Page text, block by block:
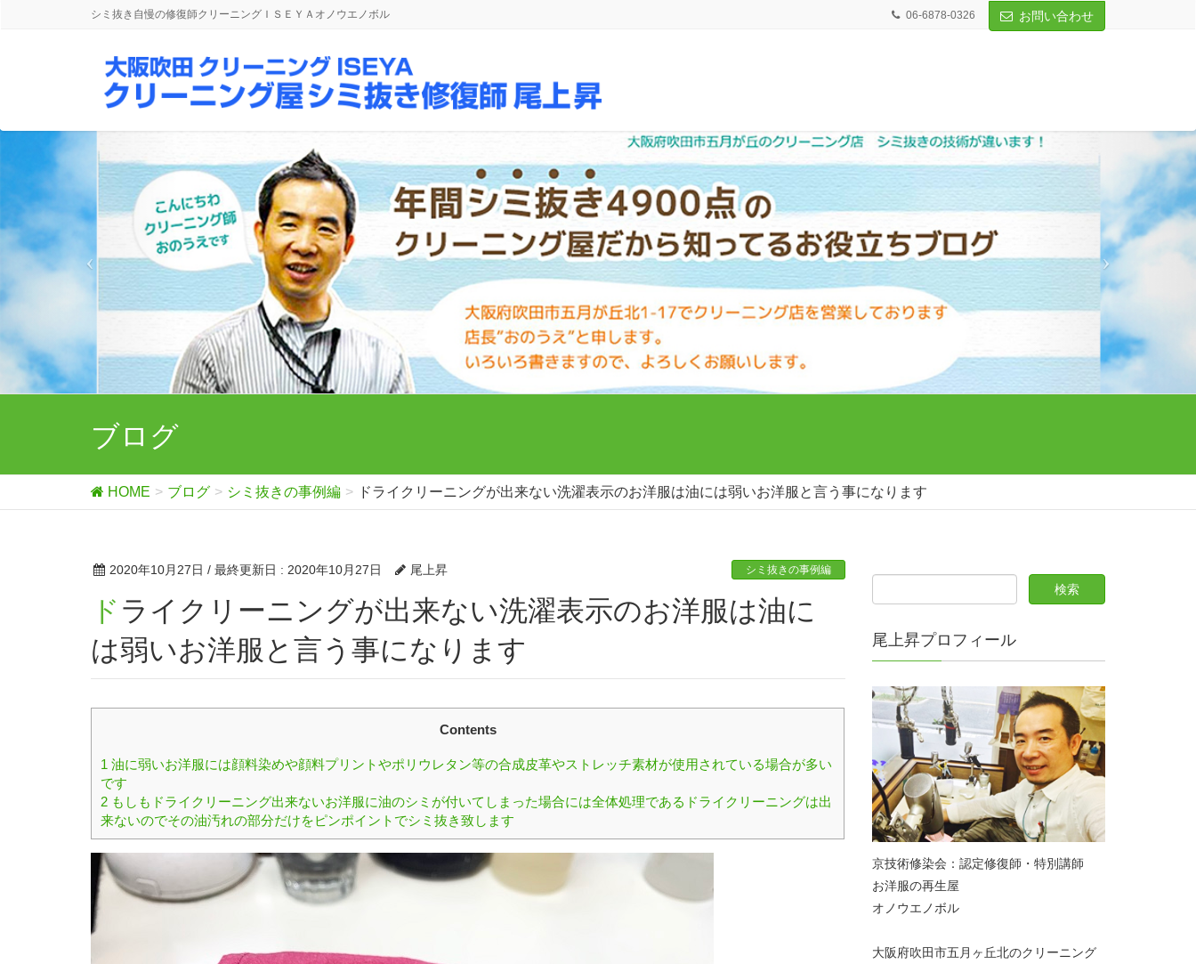
シミ抜き自慢の修復師クリーニングＩＳＥＹＡオノウエノボル 06-6878-0326 お問い合わせ
ブログ
HOME ブログ シミ抜きの事例編 ドライクリーニングが出来ない洗濯表示のお洋服は油には弱いお洋服と言う事になります
2020年10月27日 / 最終更新日 : 2020年10月27日 尾上昇 シミ抜きの事例編
ドライクリーニングが出来ない洗濯表示のお洋服は油に
は弱いお洋服と言う事になります
Contents
1 油に弱いお洋服には顔料染めや顔料プリントやポリウレタン等の合成皮革やストレッチ素材が使用されている場合が多い
です
2 もしもドライクリーニング出来ないお洋服に油のシミが付いてしまった場合には全体処理であるドライクリーニングは出
来ないのでその油汚れの部分だけをピンポイントでシミ抜き致します
尾上昇プロフィール
京技術修染会：認定修復師・特別講師
お洋服の再生屋
オノウエノボル
大阪府吹田市五月ヶ丘北のクリーニング